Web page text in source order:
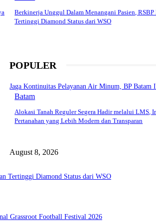
Berkinerja Unggul Dalam Menangani Pasien, RSBP
Tertinggi Diamond Status dari WSO
Batam
Alokasi Tanah Reguler Segera Hadir melalui LMS,
Pertanahan yang Lebih Modern dan Transparan
POPULER
Jaga Kontinuitas Pelayanan Air Minum, BP Batam
August 8, 2026
Tertinggi Diamond Status dari WSO
Grassroot Football Festival 2026